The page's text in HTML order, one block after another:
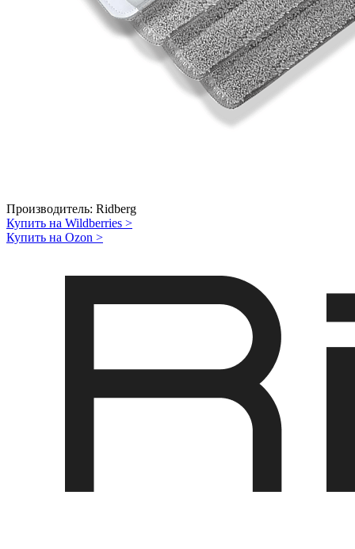
Производитель: Ridberg
Купить на Wildberries >
Купить на Ozon >